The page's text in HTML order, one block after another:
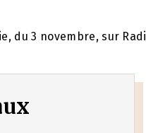
du 3 novembre, sur